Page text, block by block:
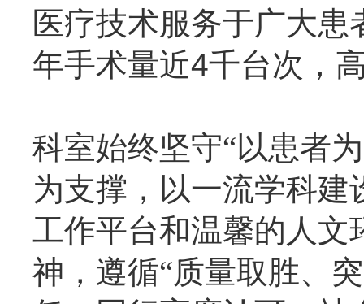
医疗技术服务于广大
年手术量近4千台次 ，
科室始终坚守“以患者
为支撑，以一流学科
工作平台和温馨的人文
神，遵循“质量取胜、